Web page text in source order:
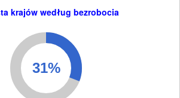
krajów według bezrobocia